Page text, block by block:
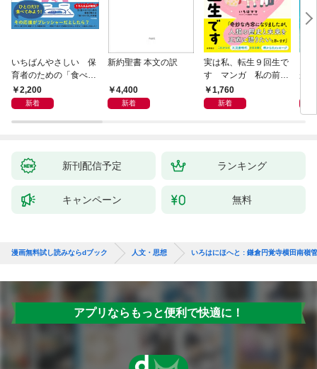
いちばんやさしい 保
育者のための「食べな
い子」サポートＢＯＯ
Ｋ 偏食・少食のお悩
2,200
新着
新約聖書 本文の訳
4,400
新着
実は私、転生９回生で
す マンガ 私の前世
物語1,760
新着
が
新刊配信予定 ランキング
キャンペーン 無料
漫画無料試し読みならdブック 人文・思想 いろはにほへと : 鎌倉円覚寺横田南嶺
アプリならもっと便利で快適に！